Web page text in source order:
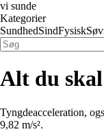
vi sunde
Kategorier
SundhedSindFysisk
Alt du
Tyngdeacceleration,
9,82 m/s².